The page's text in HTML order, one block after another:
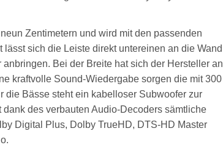
Zentimetern und wird mit den passenden
sich die Leiste direkt untereinen an die Wand
Bei der Breite hat sich der Hersteller an
kraftvolle Sound-Wiedergabe sorgen die mit 300
die Bässe steht ein kabelloser Subwoofer zur
des verbauten Audio-Decoders sämtliche
Digital Plus, Dolby TrueHD, DTS-HD Master